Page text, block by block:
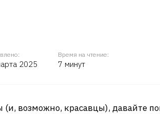
2025
Время на чтение:
7 минут
возможно, красавцы), давайте